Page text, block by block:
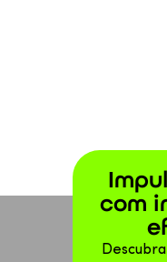
com